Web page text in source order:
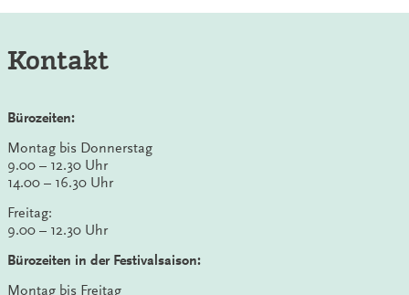
Kontakt
Bürozeiten:
Montag bis Donnerstag
9.00 – 12.30 Uhr
14.00 – 16.30 Uhr
Freitag:
9.00 – 12.30 Uhr
Bürozeiten in der Festivalsaison:
Montag bis Freitag